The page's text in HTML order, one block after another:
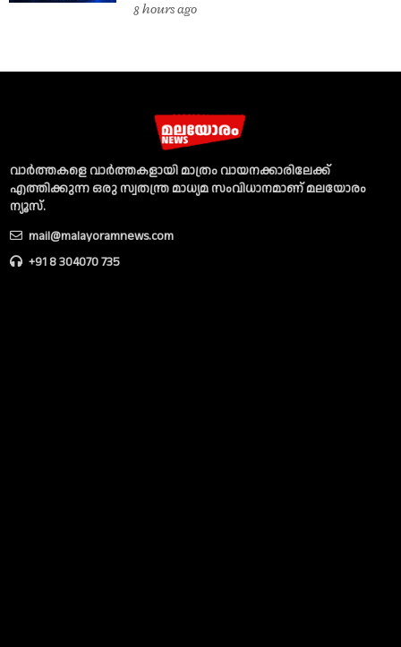
8 hours ago
വാര്‍ത്തകളെ വാര്‍ത്തകളായി മാത്രം വായനക്കാരിലേക്ക്
എത്തിക്കുന്ന ഒരു സ്വതന്ത്ര മാധ്യമ സംവിധാനമാണ് മലയോരം
ന്യൂസ്‌.
mail@malayoramnews.com
+91 8 304070 735